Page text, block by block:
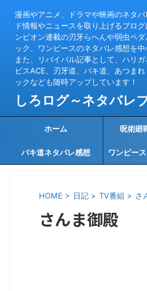
漫画やアニメ、ドラマや映画のネタ
ド情報やニュースを取り上げるブロ
ンピオン連載の刃牙らへんや弱虫ペ
ック、ワンピースのネタバレ感想を
また、リバイバル記事として、ハリ
ビスACE、刃牙道、バキ道、あつま
ックなども随時アップしています！
しろログ～ネタバレ
ホーム 呪術廻
バキ道ネタバレ感想 ワンピー
HOME > 日記 > TV番組 > さ
さんま御殿